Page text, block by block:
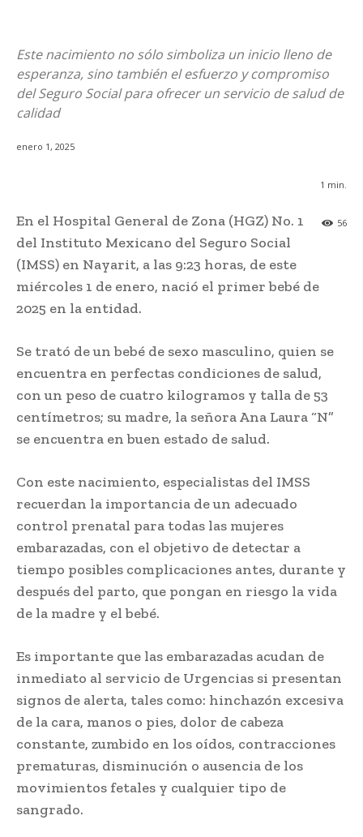
Este nacimiento no sólo simboliza un inicio lleno de
esperanza, sino también el esfuerzo y compromiso
del Seguro Social para ofrecer un servicio de salud de
calidad
enero 1, 2025
1 min.
56
En el Hospital General de Zona (HGZ) No. 1
del Instituto Mexicano del Seguro Social
(IMSS) en Nayarit, a las 9:23 horas, de este
miércoles 1 de enero, nació el primer bebé de
2025 en la entidad.
Se trató de un bebé de sexo masculino, quien se
encuentra en perfectas condiciones de salud,
con un peso de cuatro kilogramos y talla de 53
centímetros; su madre, la señora Ana Laura “N”
se encuentra en buen estado de salud.
Con este nacimiento, especialistas del IMSS
recuerdan la importancia de un adecuado
control prenatal para todas las mujeres
embarazadas, con el objetivo de detectar a
tiempo posibles complicaciones antes, durante y
después del parto, que pongan en riesgo la vida
de la madre y el bebé.
Es importante que las embarazadas acudan de
inmediato al servicio de Urgencias si presentan
signos de alerta, tales como: hinchazón excesiva
de la cara, manos o pies, dolor de cabeza
constante, zumbido en los oídos, contracciones
prematuras, disminución o ausencia de los
movimientos fetales y cualquier tipo de
sangrado.